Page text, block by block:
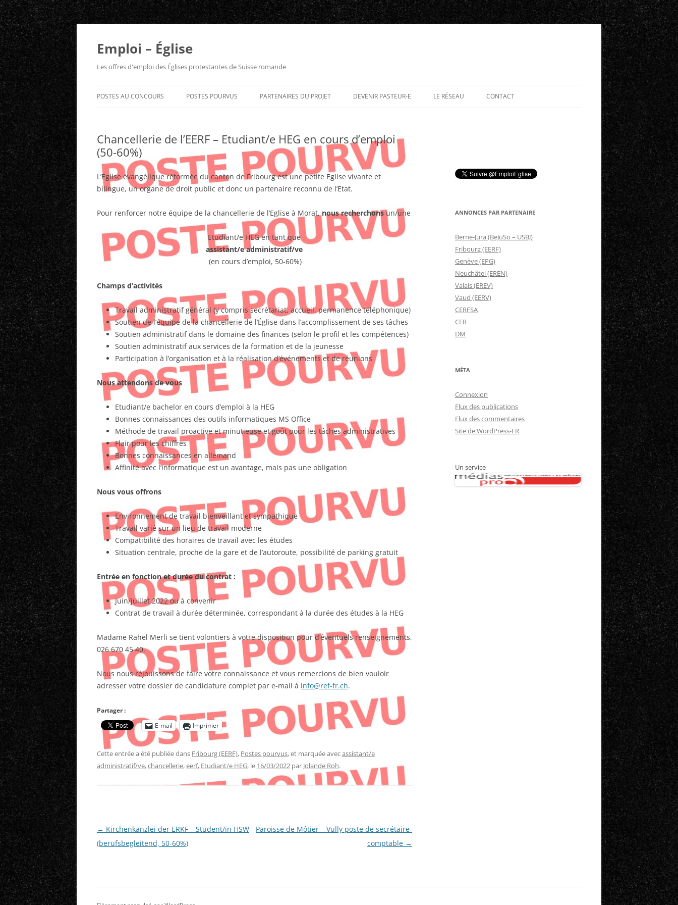
Aller
Emploi – Église
Les offres d'emploi des Églises protestantes de Suisse romande
POSTES AU CONCOURS POSTES POURVUS PARTENAIRES DU PROJET DEVENIR PASTEUR-E LE RÉSEAU CONTACT
Chancellerie de l’EERF – Etudiant/e HEG en cours d’emploi
(50-60%)
L’Eglise évangélique réformée du canton de Fribourg est une petite Eglise vivante et
bilingue, un organe de droit public et donc un partenaire reconnu de l’Etat.
Pour renforcer notre équipe de la chancellerie de l’Eglise à Morat,nous recherchonsun/une
Etudiant/e HEG en tant que
assistant/e administratif/ve
(en cours d’emploi, 50-60%)
Champs d’activités
Travail administratif général (y compris secrétariat, accueil, permanence téléphonique)
Soutien de l’équipe de la chancellerie de l’Église dans l’accomplissement de ses tâches
Soutien administratif dans le domaine des finances (selon le profil et les compétences)
Soutien administratif aux services de la formation et de la jeunesse
Participation à l’organisation et à la réalisation d’événements et de réunions
Nous attendons de vous
Etudiant/e bachelor en cours d’emploi à la HEG
Bonnes connaissances des outils informatiques MS Office
Méthode de travail proactive et minutieuse et goût pour les tâches administratives
Flair pour les chiffres
Bonnes connaissances en allemand
Affinité avec l’informatique est un avantage, mais pas une obligation
Nous vous offrons
Environnement de travail bienveillant et sympathique
Travail varié sur un lieu de travail moderne
Compatibilité des horaires de travail avec les études
Situation centrale, proche de la gare et de l’autoroute, possibilité de parking gratuit
Entrée en fonction et durée du contrat :
Juin/juillet 2022 ou à convenir
Contrat de travail à durée déterminée, correspondant à la durée des études à la HEG
Madame Rahel Merli se tient volontiers à votre disposition pour d’éventuels renseignements,
026 670 45 40.
Nous nous réjouissons de faire votre connaissance et vous remercions de bien vouloir
adresser votre dossier de candidature complet par e-mail à info@ref-fr.ch.
Partager :
E-mail
Imprimer
Cette entrée a été publiée dans Fribourg (EERF), Postes pourvus, et marquée avecassistant/e
administratif/ve,chancellerie,eerf, Etudiant/e HEG, le 16/03/2022 par Jolande Roh.
Navigation
des
← Kirchenkanzlei der ERKF – Student/in HSW
(berufsbegleitend, 50-60%)
Paroisse de Môtier – Vully poste de secrétaire-
comptable →
ANNONCES PAR PARTENAIRE
Berne-Jura (BeJuSo – USBJ)
Fribourg (EERF)
Genève (EPG)
Neuchâtel (EREN)
Valais (EREV)
Vaud (EERV)
CERFSA
CER
DM
MÉTA
Connexion
Flux des publications
Flux des commentaires
Site de WordPress-FR
Un service